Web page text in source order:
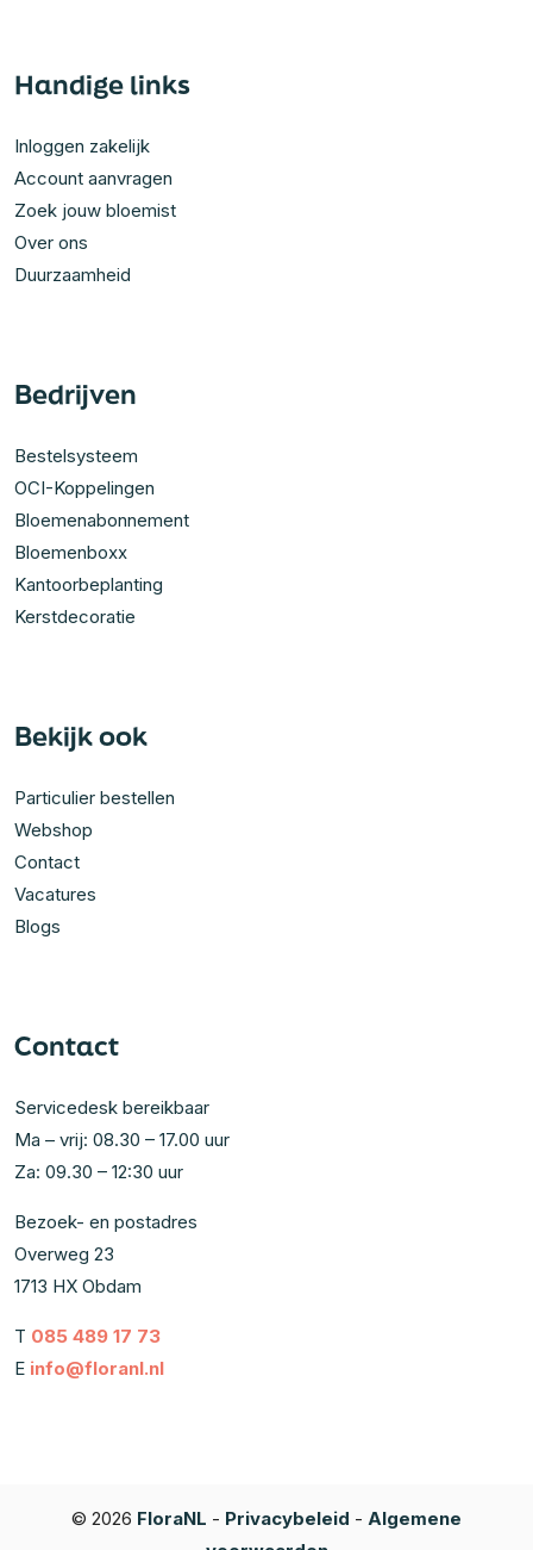
Handige links
Inloggen zakelijk
Account aanvragen
Zoek jouw bloemist
Over ons
Duurzaamheid
Bedrijven
Bestelsysteem
OCI-Koppelingen
Bloemenabonnement
Bloemenboxx
Kantoorbeplanting
Kerstdecoratie
Bekijk ook
Particulier bestellen
Webshop
Contact
Vacatures
Blogs
Contact
Servicedesk bereikbaar
Ma – vrij: 08.30 – 17.00 uur
Za: 09.30 – 12:30 uur
Bezoek- en postadres
Overweg 23
1713 HX Obdam
T 085 489 17 73
E info@floranl.nl
© 2026 FloraNL - Privacybeleid - Algemene